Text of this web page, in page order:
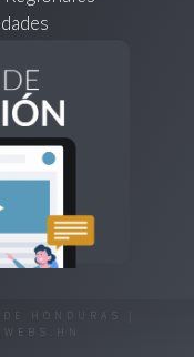
HONDURAS |
WEBS.HN